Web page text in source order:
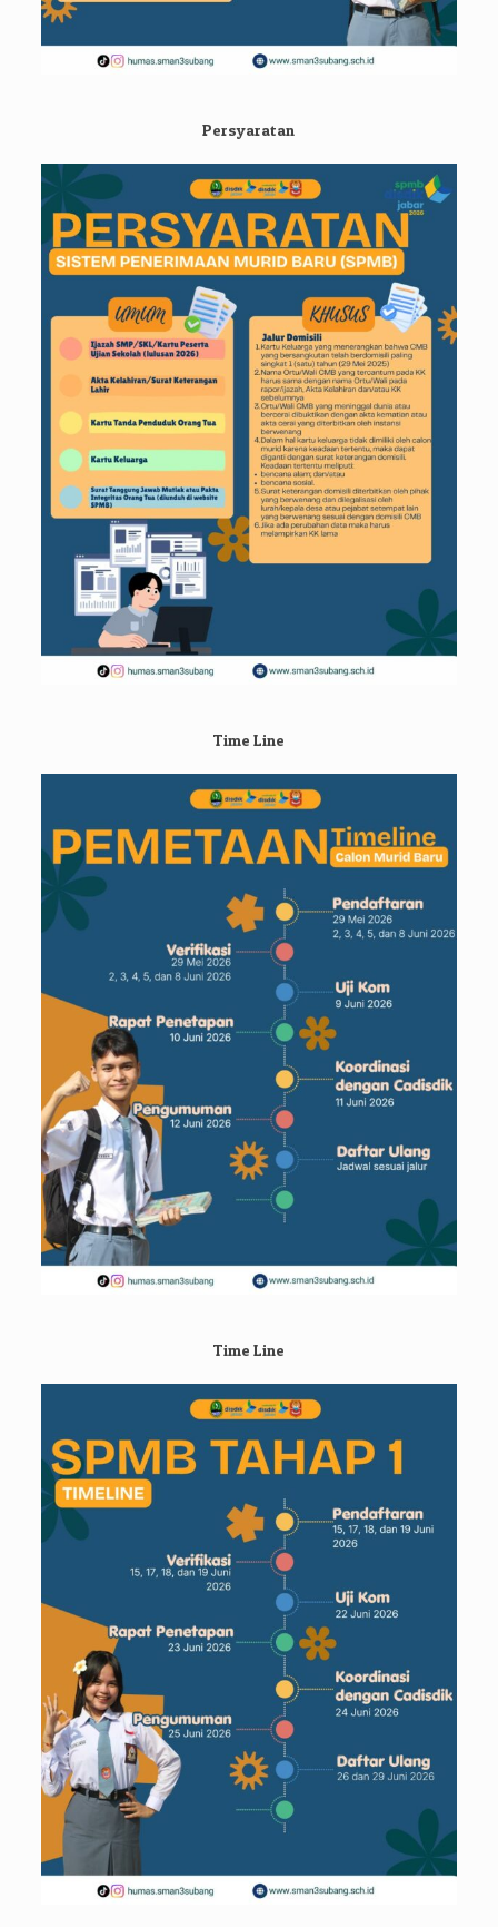
Persyaratan
Time Line
Time Line